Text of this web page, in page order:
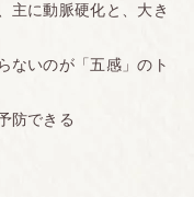
主に動脈硬化と、大き
ないのが「五感」のト
防できる